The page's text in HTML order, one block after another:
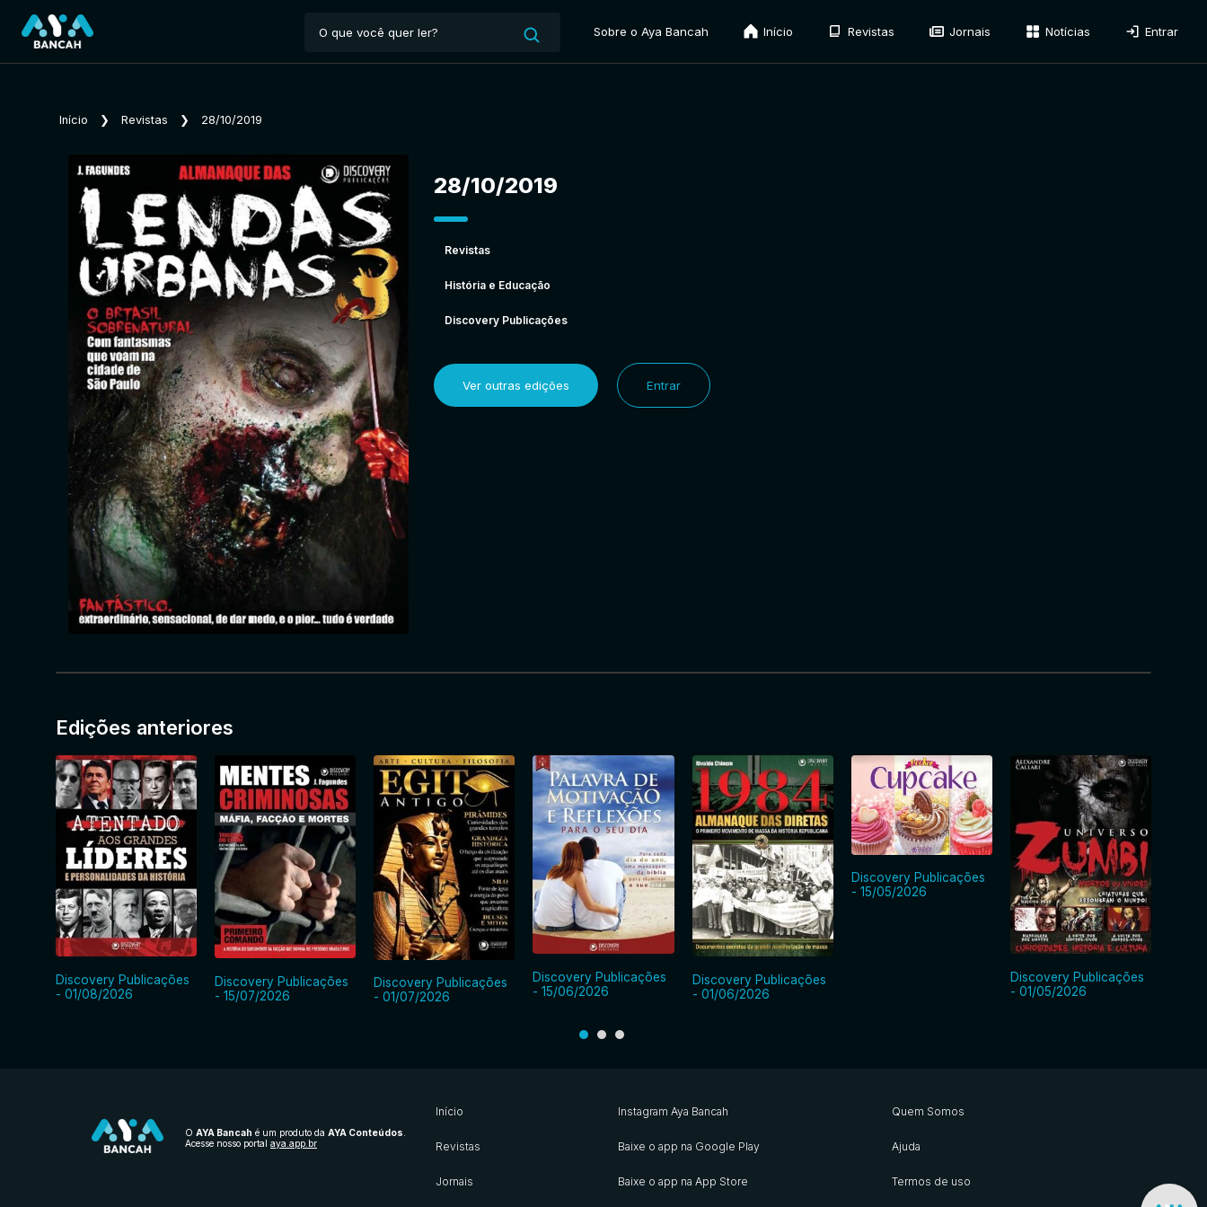
Sobre o Aya Bancah Início Revistas Jornais Notícias Entrar
Início ❯ Revistas ❯ 28/10/2019
28/10/2019
Revistas
História e Educação
Discovery Publicações
Ver outras edições Entrar
Edições anteriores
Discovery Publicações
- 01/08/2026
Discovery Publicações
- 15/07/2026
Discovery Publicações
- 01/07/2026
Discovery Publicações
- 15/06/2026
Discovery Publicações
- 01/06/2026
Discovery Publicações
- 15/05/2026
Discovery Publicações
- 01/05/2026
O AYA Bancah é um produto da AYA Conteúdos
Acesse nosso portal aya.app.br
Início
Revistas
Jornais
Instagram Aya Bancah
Baixe o app na Google Play
Baixe o app na App Store
Quem Somos
Ajuda
Termos de uso